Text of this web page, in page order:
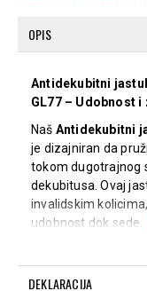
OPIS
Antidekubitni
GL77 – Udobnost
Naš Antidekubitni
je dizajniran da
tokom dugotrajnog
dekubitusa. Ovaj
invalidskim
udobnost dok sede.
Memorijska
DEKLARACIJA